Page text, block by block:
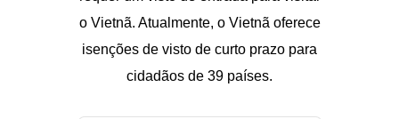
o Vietnã. Atualmente, o Vietnã oferece
isenções de visto de curto prazo para
cidadãos de 39 países.